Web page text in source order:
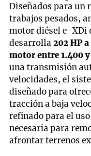
Diseñados para un
trabajos pesados,
motor diésel e-XDi
desarrolla202 HP
motor entre 1.400
una transmisión
velocidades, el
diseñado para
tracción a baja
refinado para el
necesaria para
afrontar terrenos